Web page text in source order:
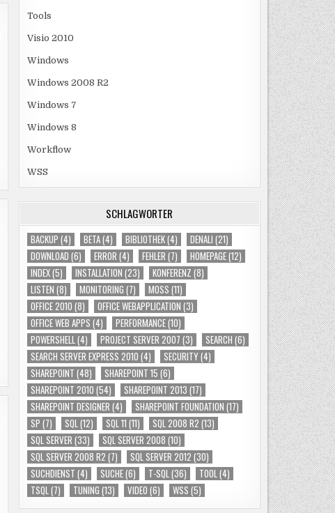
Tools
Visio 2010
Windows
Windows 2008 R2
Windows 7
Windows 8
Workflow
WSS
SCHLAGWÖRTER
BACKUP (4) BETA(4) BIBLIOTHEK(4) DENALI (21)
DOWNLOAD (6) ERROR (4) FEHLER (7) HOMEPAGE(12)
INDEX(5) INSTALLATION (23) KONFERENZ (8)
LISTEN (8) MONITORING (7) MOSS (11)
OFFICE 2010 (8) OFFICE WEBAPPLICATION (3)
OFFICE WEB APPS (4) PERFORMANCE(10)
POWERSHELL(4) PROJECT SERVER 2007 (3) SEARCH (6)
SEARCH SERVER EXPRESS 2010 (4) SECURITY(4)
SHAREPOINT (48) SHAREPOINT 15 (6)
SHAREPOINT 2010 (54) SHAREPOINT 2013 (17)
SHAREPOINT DESIGNER (4) SHAREPOINT FOUNDATION (17)
SP (7) SQL(12) SQL 11 (11) SQL 2008 R2 (13)
SQL SERVER (33) SQL SERVER 2008 (10)
SQL SERVER 2008 R2 (7) SQL SERVER 2012 (30)
SUCHDIENST (4) SUCHE(6) T-SQL(36) TOOL(4)
TSQL(7) TUNING (13) VIDEO (6) WSS (5)